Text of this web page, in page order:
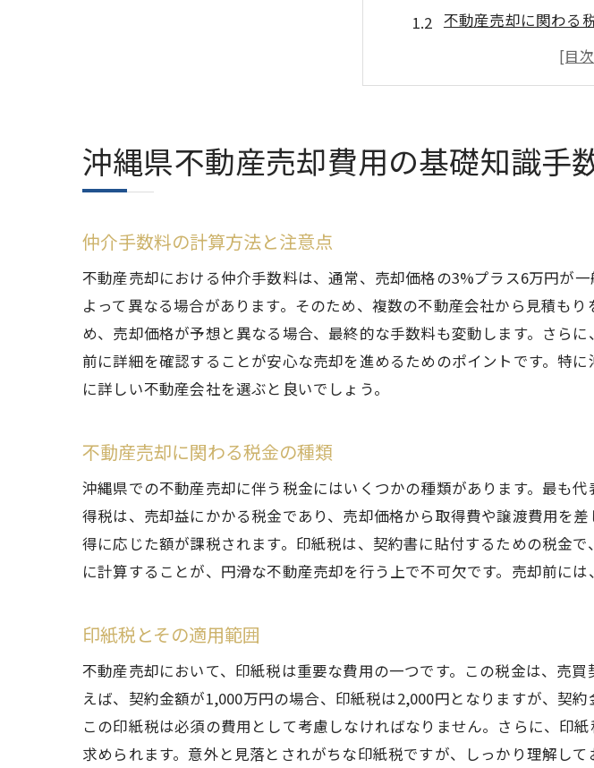
不動産売却に関わる
印紙税とその適用範
譲渡所得税の基本と
住民税と所得税の影響
不動産売却で失敗しない
不動産会社との契約
費用効率を高めるた
予算オーバーを防ぐ
費用管理に役立つツ
海沿い物件の維持費
自然災害に備えるた
観光地としての利便
地元の不動産業者と
信頼できる情報源の
不動産取引における
書類作成時の法的チ
沖縄県不動産売却費用の基礎知識手
仲介手数料の計算方法と注意点
不動産売却における仲介手数料は、通常、売却価格の3%プラス6万円が
よって異なる場合があります。そのため、複数の不動産会社から見積も
め、売却価格が予想と異なる場合、最終的な手数料も変動します。さら
前に詳細を確認することが安心な売却を進めるためのポイントです。特
に詳しい不動産会社を選ぶと良いでしょう。
不動産売却に関わる税金の種類
沖縄県での不動産売却に伴う税金にはいくつかの種類があります。最も
得税は、売却益にかかる税金であり、売却価格から取得費や譲渡費用を
得に応じた額が課税されます。印紙税は、契約書に貼付するための税金
に計算することが、円滑な不動産売却を行う上で不可欠です。売却前には
印紙税とその適用範囲
不動産売却において、印紙税は重要な費用の一つです。この税金は、売
えば、契約金額が1,000万円の場合、印紙税は2,000円となりますが、契
この印紙税は必須の費用として考慮しなければなりません。さらに、印
求められます。意外と見落とされがちな印紙税ですが、しっかり理解し